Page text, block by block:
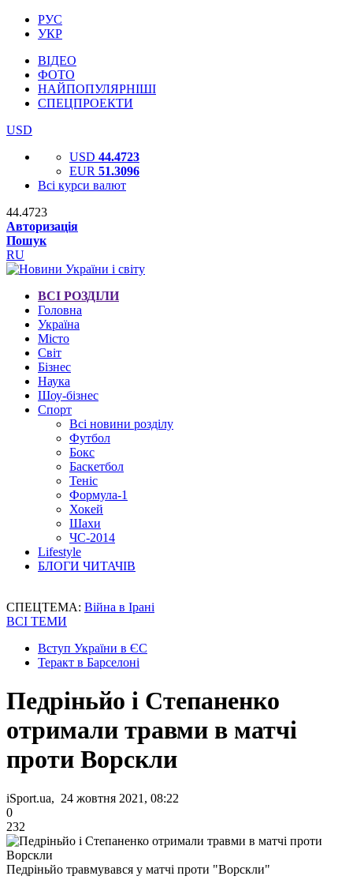
РУС
УКР
ВІДЕО
ФОТО
НАЙПОПУЛЯРНІШІ
СПЕЦПРОЕКТИ
USD
USD 44.4723
EUR 51.3096
Всі курси валют
44.4723
Авторизація
Пошук
RU
ВСІ РОЗДІЛИ
Головна
Україна
Місто
Світ
Бізнес
Наука
Шоу-бізнес
Спорт
Всі новини розділу
Футбол
Бокс
Баскетбол
Теніс
Формула-1
Хокей
Шахи
ЧС-2014
Lifestyle
БЛОГИ ЧИТАЧІВ
СПЕЦТЕМА: Війна в Ірані
ВСІ ТЕМИ
Вступ України в ЄС
Теракт в Барселоні
Педріньйо і Степаненко
отримали травми в матчі
проти Ворскли
iSport.ua, 24 жовтня 2021, 08:22
0
232
Педріньйо травмувався у матчі проти "Ворскли"